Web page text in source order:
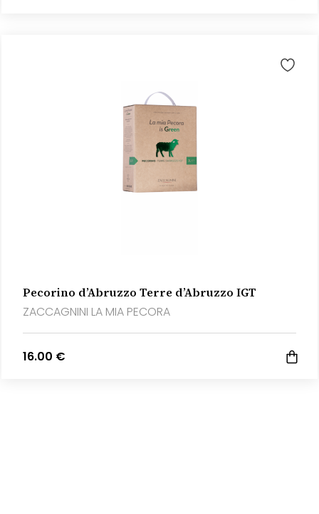
Pecorino d’Abruzzo Terre d’Abruzzo IGT
ZACCAGNINI LA MIA PECORA
16.00 €